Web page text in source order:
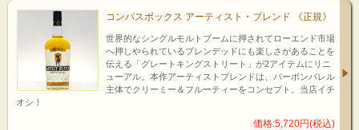
コンパスボックス アーティスト・ブレンド 《正規》
世界的なシングルモルトブームに押されてローエンド市場
へ押しやられているブレンデッドにも楽しさがあることを
伝える「グレートキングストリート」が2アイテムにリニ
ューアル。本作アーティストブレンドは、バーボンバレル
主体でクリーミー＆フルーティーをコンセプト。当店イチ
オシ！
価格:5,720円(税込)